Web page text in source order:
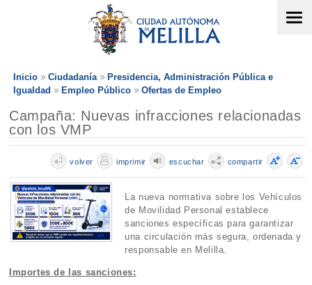
Inicio Ciudadanía
Presidencia, Administración Pública e
Igualdad
Empleo Público Ofertas de Empleo
Campaña: Nuevas infracciones relacionadas
con los VMP
compartir
escuchar
imprimir
volver
La nueva normativa sobre los Vehículos
de Movilidad Personal establece
sanciones específicas para garantizar
una circulación más segura, ordenada y
responsable en Melilla.
Importes de las sanciones: